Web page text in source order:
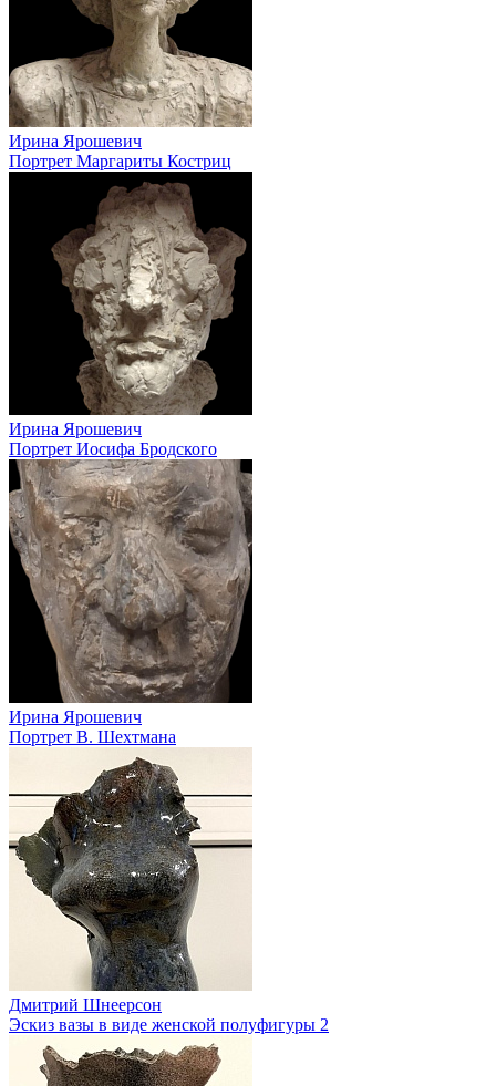
Ирина Ярошевич
Портрет Маргариты Костриц
Ирина Ярошевич
Портрет Иосифа Бродского
Ирина Ярошевич
Портрет В. Шехтмана
Дмитрий Шнеерсон
Эскиз вазы в виде женской полуфигуры 2